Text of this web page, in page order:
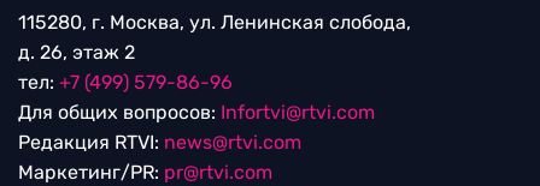
115280, г. Москва, ул. Ленинская слобода,
д. 26, этаж 2
тел: +7 (499) 579-86-96
Для общих вопросов: Infortvi@rtvi.com
Редакция RTVI: news@rtvi.com
Маркетинг/PR: pr@rtvi.com